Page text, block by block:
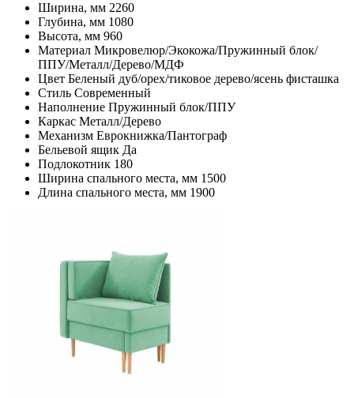
Ширина, мм 2260
Глубина, мм 1080
Высота, мм 960
Материал Микровелюр/Экокожа/Пружинный блок/
ППУ/Металл/Дерево/МДФ
Цвет Беленый дуб/орех/тиковое дерево/ясень фисташка
Стиль Современный
Наполнение Пружинный блок/ППУ
Каркас Металл/Дерево
Механизм Еврокнижка/Пантограф
Бельевой ящик Да
Подлокотник 180
Ширина спального места, мм 1500
Длина спального места, мм 1900